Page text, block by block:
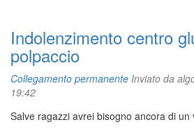
Indolenzimento centro
polpaccio
Collegamento permanente Inviato da
19:42
Salve ragazzi avrei bisogno ancora di un